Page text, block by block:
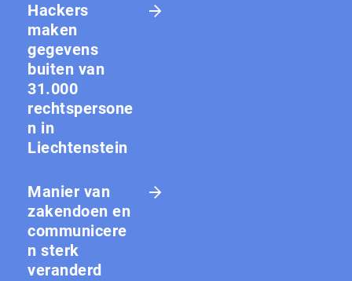
Hackers
maken
gegevens
buiten van
31.000
rechtspersone
n in
Liechtenstein
Manier van
zakendoen en
communicere
n sterk
veranderd